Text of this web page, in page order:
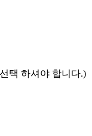
택 하셔야 합니다.)